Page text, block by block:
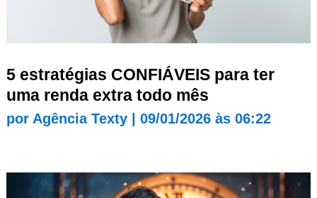
5 estratégias CONFIÁVEIS para ter
uma renda extra todo mês
por Agência Texty| 09/01/2026 às 06:22